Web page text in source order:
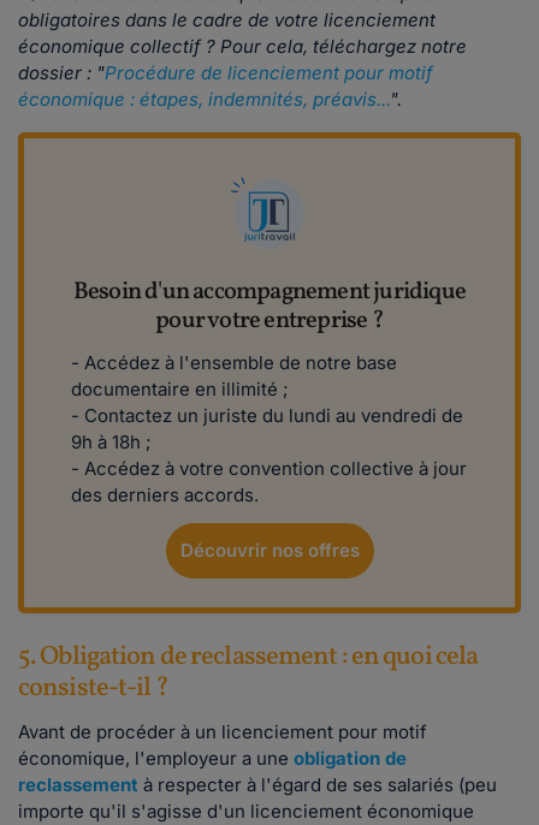
obligatoires dans le cadre de votre licenciement
économique collectif ? Pour cela, téléchargez notre
dossier : "Procédure de licenciement pour motif
économique : étapes, indemnités, préavis...".
Besoin d'un accompagnement juridique
pour votre entreprise ?
- Accédez à l'ensemble de notre base
documentaire en illimité ;
- Contactez un juriste du lundi au vendredi de
9h à 18h ;
- Accédez à votre convention collective à jour
des derniers accords.
Découvrir nos offres
5. Obligation de reclassement : en quoi cela
consiste-t-il ?
Avant de procéder à un licenciement pour motif
économique, l'employeur a une obligation de
reclassement à respecter à l'égard de ses salariés (peu
importe qu'il s'agisse d'un licenciement économique